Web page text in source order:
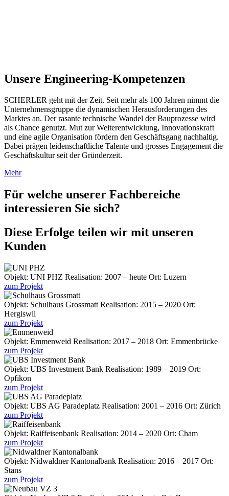
Unsere Engineering-Kompetenzen
SCHERLER geht mit der Zeit. Seit mehr als 100 Jahren nimmt die
Unternehmensgruppe die dynamischen Herausforderungen des
Marktes an. Der rasante technische Wandel der Bauprozesse wird
als Chance genutzt. Mut zur Weiterentwicklung, Innovationskraft
und eine agile Organisation fördern den Geschäftsgang nachhaltig.
Dabei prägen leidenschaftliche Talente und grosses Engagement die
Geschäftskultur seit der Gründerzeit.
Mehr
Für welche unserer Fachbereiche
interessieren Sie sich?
Diese Erfolge teilen wir mit unseren
Kunden
Objekt: UNI PHZ Realisation: 2007 – heute Ort: Luzern
zum Projekt
Objekt: Schulhaus Grossmatt Realisation: 2015 – 2020 Ort:
Hergiswil
zum Projekt
Objekt: Emmenweid Realisation: 2017 – 2018 Ort: Emmenbrücke
zum Projekt
Objekt: UBS Investment Bank Realisation: 1989 – 2019 Ort:
Opfikon
zum Projekt
Objekt: UBS AG Paradeplatz Realisation: 2001 – 2016 Ort: Zürich
zum Projekt
Objekt: Raiffeisenbank Realisation: 2014 – 2020 Ort: Cham
zum Projekt
Objekt: Nidwaldner Kantonalbank Realisation: 2016 – 2017 Ort:
Stans
zum Projekt